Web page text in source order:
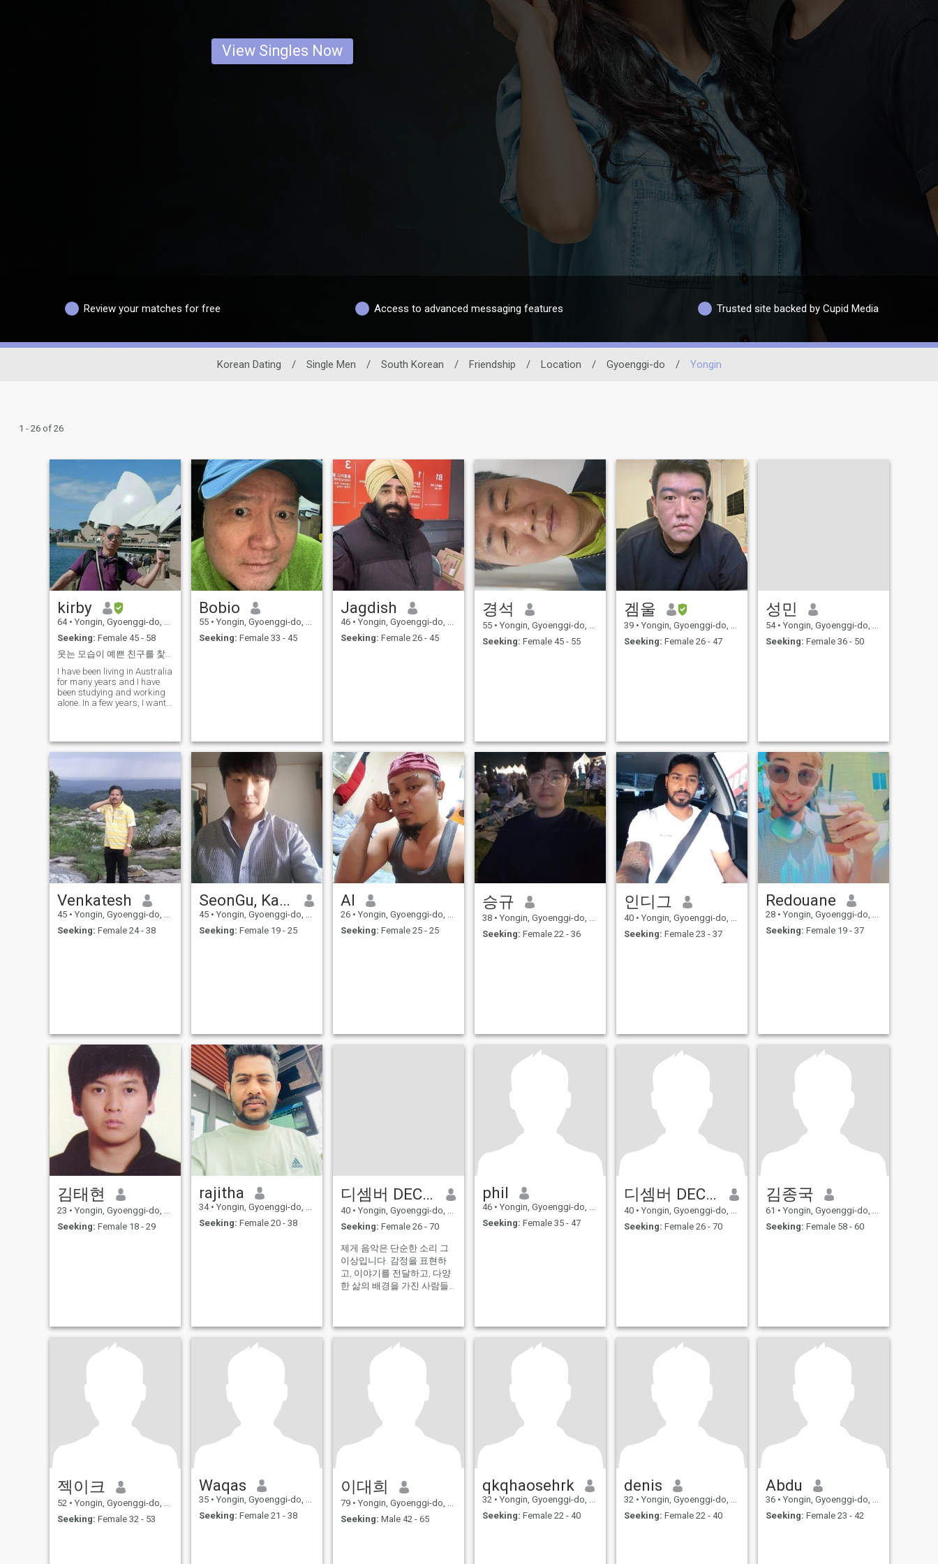
View Singles Now
Review your matches for free Access to advanced messaging features Trusted site backed by Cupid Media
Korean Dating / Single Men / South Korean / Friendship / Location / Gyoenggi-do / Yongin
1 - 26 of 26
kirby
64 • Yongin, Gyoenggi-do, Korea, South
Seeking: Female 45 - 58
웃는 모습이 예쁜 친구를 찿고 있습니다
I have been living in Australia
for many years and I have
been studying and working
alone. In a few years, I want
Bobio
55 • Yongin, Gyoenggi-do, Korea, South
Seeking: Female 33 - 45
Jagdish
46 • Yongin, Gyoenggi-do, Korea, South
Seeking: Female 26 - 45
경석
55 • Yongin, Gyoenggi-do, Korea, South
Seeking: Female 45 - 55
겜울
39 • Yongin, Gyoenggi-do, Korea, South
Seeking: Female 26 - 47
성민
54 • Yongin, Gyoenggi-do, Korea, South
Seeking: Female 36 - 50
Venkatesh
45 • Yongin, Gyoenggi-do, Korea, South
Seeking: Female 24 - 38
SeonGu, Kang
45 • Yongin, Gyoenggi-do, Korea, South
Seeking: Female 19 - 25
Al
26 • Yongin, Gyoenggi-do, Korea, South
Seeking: Female 25 - 25
승규
38 • Yongin, Gyoenggi-do, Korea, South
Seeking: Female 22 - 36
인디그
40 • Yongin, Gyoenggi-do, Korea, South
Seeking: Female 23 - 37
Redouane
28 • Yongin, Gyoenggi-do, Korea, South
Seeking: Female 19 - 37
김태현
23 • Yongin, Gyoenggi-do, Korea, South
Seeking: Female 18 - 29
rajitha
34 • Yongin, Gyoenggi-do, Korea, South
Seeking: Female 20 - 38
디셈버 DECEMBER DK
40 • Yongin, Gyoenggi-do, Korea, South
Seeking: Female 26 - 70
제게 음악은 단순한 소리 그
이상입니다. 감정을 표현하
고, 이야기를 전달하고, 다양
한 삶의 배경을 가진 사람들
며, 오래도록 기억에 남을 멜
로디를 만드는 데 열정을 쏟
습니다. 제 음악 스타일에는
대한 사랑이 담겨 있습니다.
모든 공연과 모든 노래는 제
영혼의 일부를 세상과 나누는
소중한 기회입니다.
phil
46 • Yongin, Gyoenggi-do, Korea, South
Seeking: Female 35 - 47
디셈버 DECEMBER DK
40 • Yongin, Gyoenggi-do, Korea, South
Seeking: Female 26 - 70
김종국
61 • Yongin, Gyoenggi-do, Korea, South
Seeking: Female 58 - 60
젝이크
52 • Yongin, Gyoenggi-do, Korea, South
Seeking: Female 32 - 53
Waqas
35 • Yongin, Gyoenggi-do, Korea, South
Seeking: Female 21 - 38
이대희
79 • Yongin, Gyoenggi-do, Korea, South
Seeking: Male 42 - 65
qkqhaosehrk
32 • Yongin, Gyoenggi-do, Korea, South
Seeking: Female 22 - 40
denis
32 • Yongin, Gyoenggi-do, Korea, South
Seeking: Female 22 - 40
Abdu
36 • Yongin, Gyoenggi-do, Korea, South
Seeking: Female 23 - 42